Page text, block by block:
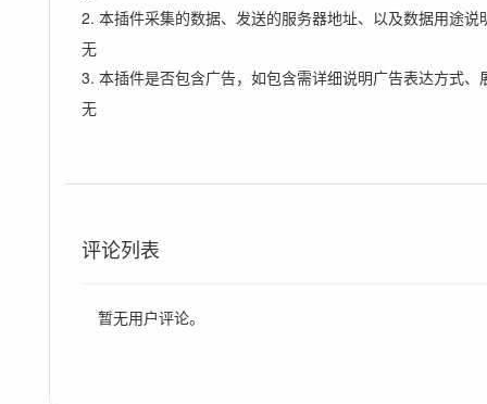
2. 本插件采集的数据、发送的服务器地址、以及数据用途说
无
3. 本插件是否包含广告，如包含需详细说明广告表达方式、
无
评论列表
暂无用户评论。